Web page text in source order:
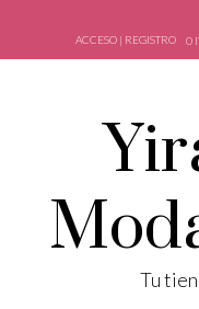
ACCESO | REGISTRO 0
Tu